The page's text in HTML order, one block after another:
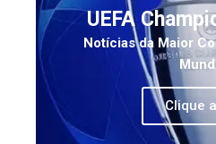
UEFA
Notícias da Maior
Clique